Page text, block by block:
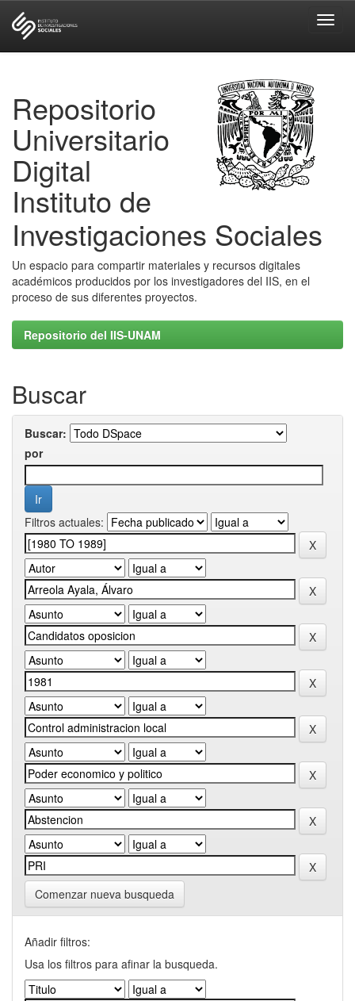
Repositorio
Universitario
Digital
Instituto de
Investigaciones Sociales
Un espacio para compartir materiales y recursos digitales
académicos producidos por los investigadores del IIS, en el
proceso de sus diferentes proyectos.
Repositorio del IIS-UNAM
Buscar
Buscar:
por
Filtros actuales:
Comenzar nueva busqueda
Añadir filtros:
Usa los filtros para afinar la busqueda.